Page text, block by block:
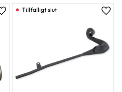
Lägg till i favoriter